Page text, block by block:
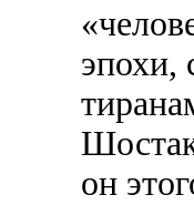
эпохи,
он